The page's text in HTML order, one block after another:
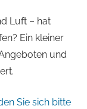
Luft – hat
Ein kleiner
und
Sie sich bitte